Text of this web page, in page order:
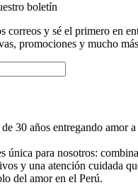
boletín
correos y sé el primero en
promociones y mucho
30 años entregando amor
única para nosotros:
y una atención cuidada
del amor en el Perú.